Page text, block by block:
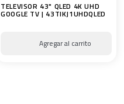
TELEVISOR 43" QLED 4K UHD
GOOGLE TV | 43TIKJ1UHDQLED